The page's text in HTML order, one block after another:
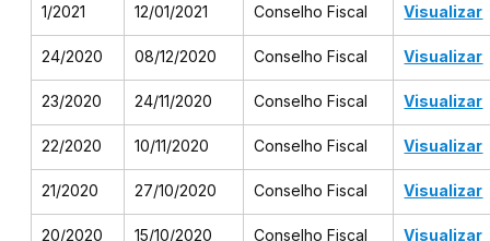
1/2021 12/01/2021 Conselho Fiscal Visualizar
24/2020 08/12/2020 Conselho Fiscal Visualizar
23/2020 24/11/2020 Conselho Fiscal Visualizar
22/2020 10/11/2020 Conselho Fiscal Visualizar
21/2020 27/10/2020 Conselho Fiscal Visualizar
20/2020 15/10/2020 Conselho Fiscal Visualizar